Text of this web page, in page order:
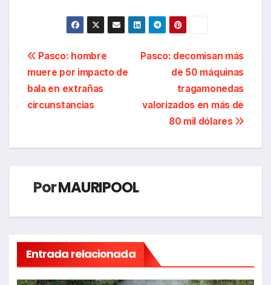
Navegación
de
entradas
Pasco: decomisan más
de 50 máquinas
tragamonedas
valorizados en más de
80 mil dólares
Pasco: hombre
muere por impacto de
bala en extrañas
circunstancias
PorMAURIPOOL
Entrada relacionada